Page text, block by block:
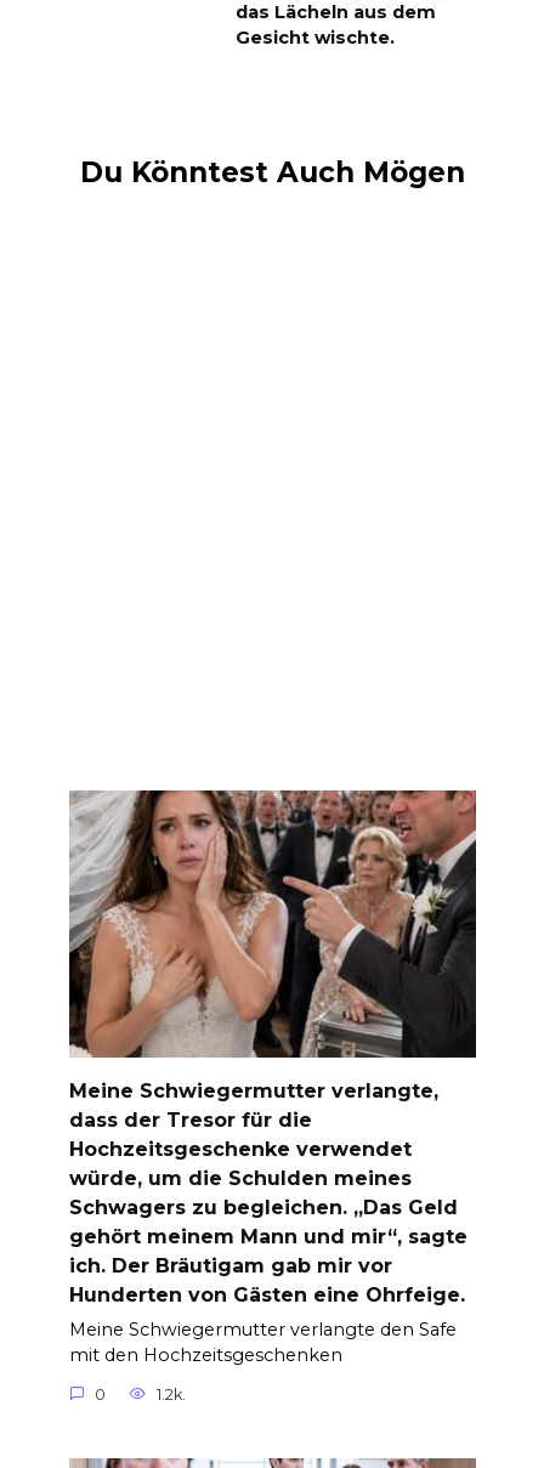
das Lächeln aus dem
Gesicht wischte.
Du Könntest Auch Mögen
Meine Schwiegermutter verlangte,
dass der Tresor für die
Hochzeitsgeschenke verwendet
würde, um die Schulden meines
Schwagers zu begleichen. „Das Geld
gehört meinem Mann und mir“, sagte
ich. Der Bräutigam gab mir vor
Hunderten von Gästen eine Ohrfeige.
Meine Schwiegermutter verlangte den Safe
mit den Hochzeitsgeschenken
0 1.2k.